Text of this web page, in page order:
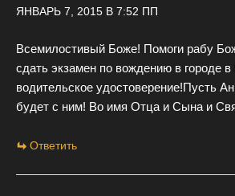
ЯНВАРЬ 7, 2015 В 7:52 ПП
Всемилостивый Боже! Помоги рабу
сдать экзамен по вождению в городе
водительское удостоверение!Пусть
будет с ним! Во имя Отца и Сына и
Ответить